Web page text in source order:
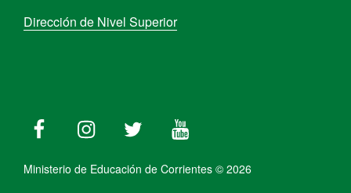
Dirección de Nivel Superior
Ministerio de Educación de Corrientes © 2026